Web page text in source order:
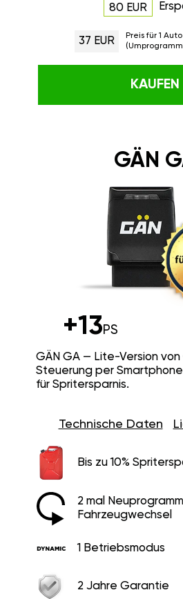
80 EUR
37 EUR
Preis für 1 Auto
KAUFEN
GÄN
+13PS
GÄN GA — Lite-Version von
Steuerung per
für Spritersparnis.
Technische Daten
Bis zu 10%
2 mal
Fahrzeugwechsel
1 Betriebsmodus
2 Jahre Garantie